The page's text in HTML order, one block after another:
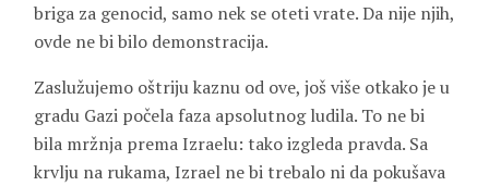
briga za genocid, samo nek se oteti vrate. Da nije njih,
ovde ne bi bilo demonstracija.
Zaslužujemo oštriju kaznu od ove, još više otkako je u
gradu Gazi počela faza apsolutnog ludila. To ne bi
bila mržnja prema Izraelu: tako izgleda pravda. Sa
krvlju na rukama, Izrael ne bi trebalo ni da pokušava